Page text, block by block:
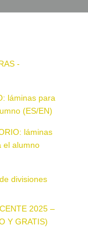
-
láminas para
(ES/EN)
láminas
el alumno
divisiones
2025 –
Y GRATIS)